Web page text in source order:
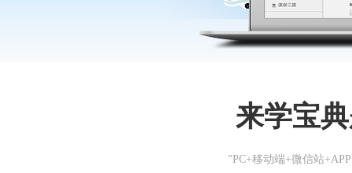
来学宝
"PC+移动端+微信站